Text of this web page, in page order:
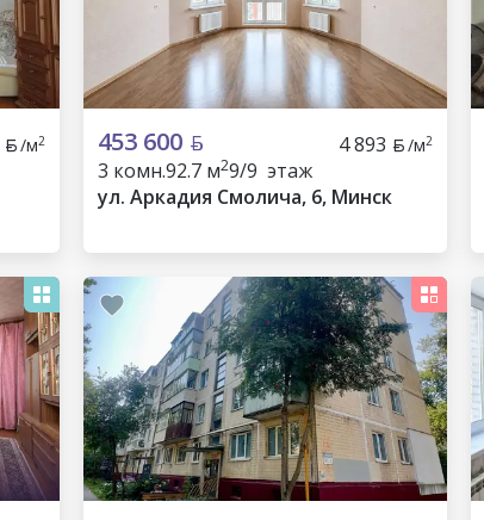
/м2 453 600 4 893 /м2
3 комн.92.7 м29/9 этаж
ул. Аркадия Смолича, 6, Минск